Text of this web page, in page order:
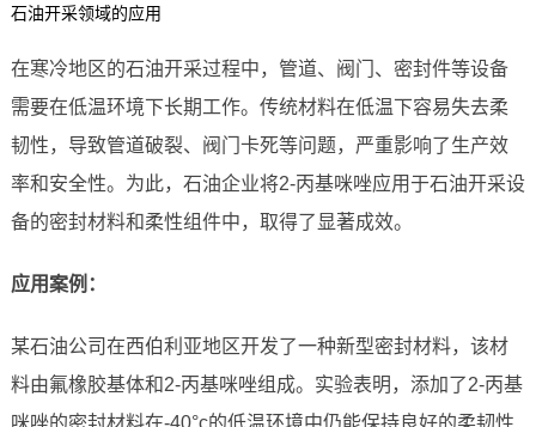
石油开采领域的应用
在寒冷地区的石油开采过程中，管道、阀门、密封件等设备
需要在低温环境下长期工作。传统材料在低温下容易失去柔
韧性，导致管道破裂、阀门卡死等问题，严重影响了生产效
率和安全性。为此，石油企业将2-丙基咪唑应用于石油开采设
备的密封材料和柔性组件中，取得了显著成效。
应用案例：
某石油公司在西伯利亚地区开发了一种新型密封材料，该材
料由氟橡胶基体和2-丙基咪唑组成。实验表明，添加了2-丙基